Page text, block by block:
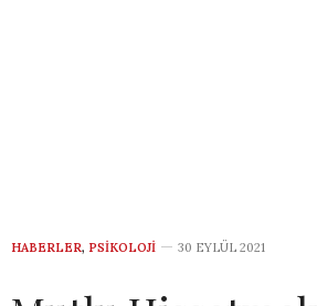
HABERLER, PSIKOLOJI 30 EYLÜL 2021